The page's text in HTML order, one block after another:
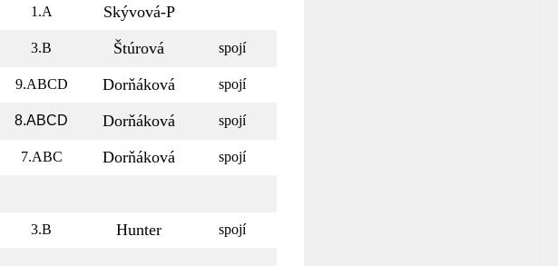
1.A Skývová-P
3.B Štúrová spojí
9.ABCD Dorňáková spojí
8.ABCD Dorňáková spojí
7.ABC Dorňáková spojí
3.B Hunter spojí